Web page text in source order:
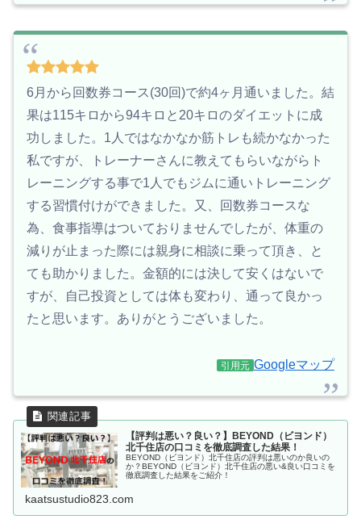
6月から回数券コース(30回)で約4ヶ月通いました。結
果は115キロから94キロと20キロのダイエットに成
功しました。1人ではなかなか筋トレも続かなかった
私ですが、トレーナーさんに教えてもらいながらト
レーニングする事で1人でもジムに通いトレーニング
する習慣付けができました。又、回数券コースな
為、食事指導はついておりませんでしたが、体重の
減りが止まった際には親身に相談に乗って頂き、と
ても助かりました。金額的には決して安くはないで
すが、自己投資としては体も変わり、通って良かっ
たと思います。ありがとうございました。
引用元 Googleマップ
【評判は悪い？良い？】BEYOND（ビヨンド）
北千住店の口コミを徹底調査した結果！
BEYOND（ビヨンド）北千住店の評判は悪いのか良いの
か？BEYOND（ビヨンド）北千住店の悪い&良い口コミを
徹底調査した結果をご紹介！
kaatsustudio823.com